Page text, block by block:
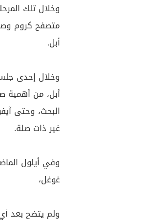
وخلال تلك
متصفح كروم
أبل.
وخلال إحدى
أبل، من أهمية
البحث، وحتى
غير ذات صلة.
وفي أيلول
غوغل،
ولم يتضح بعد